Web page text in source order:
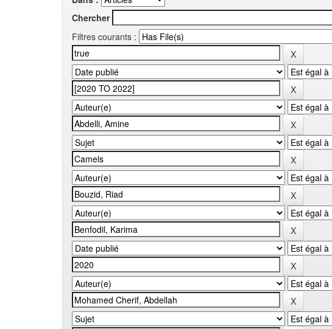
Chercher
Filtres courants :